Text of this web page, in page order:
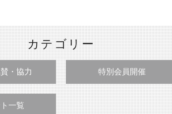
カテゴリー
賛・協力 特別会員開催
一覧